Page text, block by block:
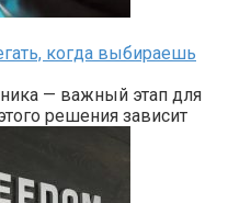
когда выбираешь
— важный этап для
решения зависит